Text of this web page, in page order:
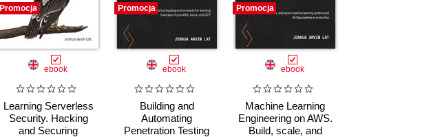
Promocja
ebook
Learning Serverless
Security. Hacking
and Securing
Promocja
ebook
Building and
Automating
Penetration Testing
Promocja
ebook
Machine Learning
Engineering on AWS.
Build, scale, and